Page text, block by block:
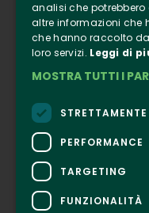
analisi che
altre informazioni che
che hanno raccolto
loro servizi. Leggi di
MOSTRA TUTTI I
PERFORMANCE
TARGETING
FUNZIONALITÀ